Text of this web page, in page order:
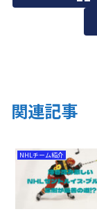
関連記事
NHLチーム紹介